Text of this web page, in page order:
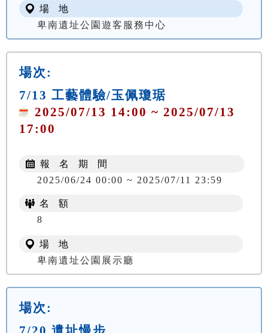
場 地
卑南遺址公園遊客服務中心
場次:
7/13 工藝體驗/玉佩瓊琚
2025/07/13 14:00 ~ 2025/07/13
17:00
報 名 期 間
2025/06/24 00:00 ~ 2025/07/11 23:59
名 額
8
場 地
卑南遺址公園展示廳
場次: